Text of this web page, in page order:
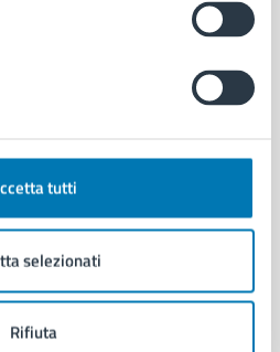
tutti
selezionati
Rifiuta